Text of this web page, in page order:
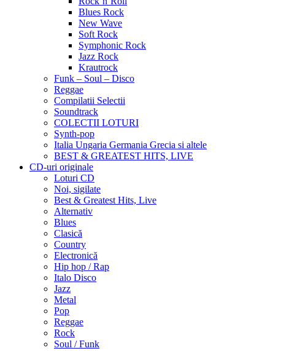
Blues Rock
New Wave
Soft Rock
Symphonic Rock
Jazz Rock
Krautrock
Funk – Soul – Disco
Reggae
Compilatii Selectii
Soundtrack
COLECTII LOTURI
Synth-pop
Italia Ungaria Germania Grecia si altele
BEST & GREATEST HITS, LIVE
CD-uri originale
Loturi CD
Noi, sigilate
Best & Greatest Hits, Live
Alternativ
Blues
Clasică
Country
Electronică
Hip hop / Rap
Italo Disco
Jazz
Metal
Pop
Reggae
Rock
Soul / Funk